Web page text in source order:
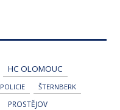
HC OLOMOUC
POLICIE ŠTERNBERK
PROSTĚJOV